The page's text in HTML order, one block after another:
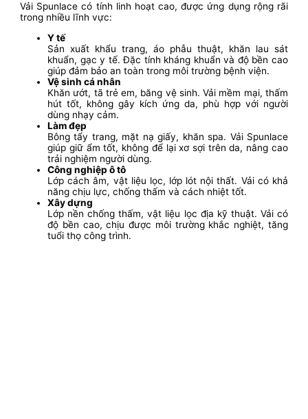
Vải Spunlace có tính linh hoạt cao, được ứng dụng rộng rãi
trong nhiều lĩnh vực:
Y tế
Sản xuất khẩu trang, áo phẫu thuật, khăn lau sát
khuẩn, gạc y tế. Đặc tính kháng khuẩn và độ bền cao
giúp đảm bảo an toàn trong môi trường bệnh viện.
Vệ sinh cá nhân
Khăn ướt, tã trẻ em, băng vệ sinh. Vải mềm mại, thấm
hút tốt, không gây kích ứng da, phù hợp với người
dùng nhạy cảm.
Làm đẹp
Bông tẩy trang, mặt nạ giấy, khăn spa. Vải Spunlace
giúp giữ ẩm tốt, không để lại xơ sợi trên da, nâng cao
trải nghiệm người dùng.
Công nghiệp ô tô
Lớp cách âm, vật liệu lọc, lớp lót nội thất. Vải có khả
năng chịu lực, chống thấm và cách nhiệt tốt.
Xây dựng
Lớp nền chống thấm, vật liệu lọc địa kỹ thuật. Vải có
độ bền cao, chịu được môi trường khắc nghiệt, tăng
tuổi thọ công trình.